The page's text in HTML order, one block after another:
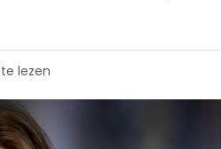
lezen